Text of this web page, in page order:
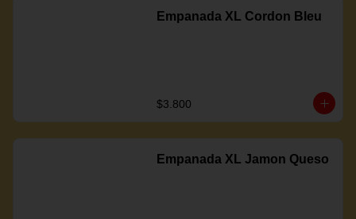
Empanada XL Cordon Bleu
$3.800
Empanada XL Jamon Queso